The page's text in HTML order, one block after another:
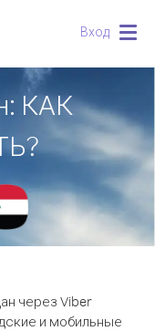
Вход
КАК
через Viber
и мобильные